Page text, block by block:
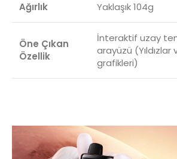
Ağırlık Yaklaşık 104g
Öne Çıkan
Özellik
İnteraktif uzay
arayüzü
grafikleri)